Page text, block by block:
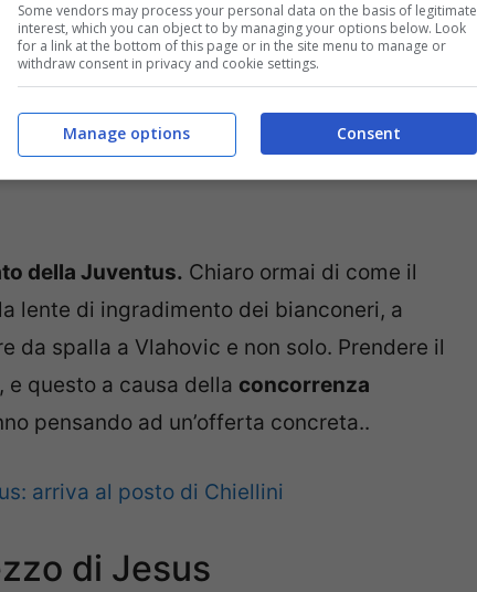
della Juventus. Chiaro ormai di come il
lente di ingradimento dei bianconeri, a
da spalla a Vlahovic e non solo. Prendere il
questo a causa della concorrenza
pensando ad un’offerta concreta..
arriva al posto di Chiellini
di Jesus
Some vendors may process your personal data on the basis of legitimate
interest, which you can object to by managing your options below. Look
for a link at the bottom of this page or in the site menu to manage or
withdraw consent in privacy and cookie settings.
Consent
Manage options